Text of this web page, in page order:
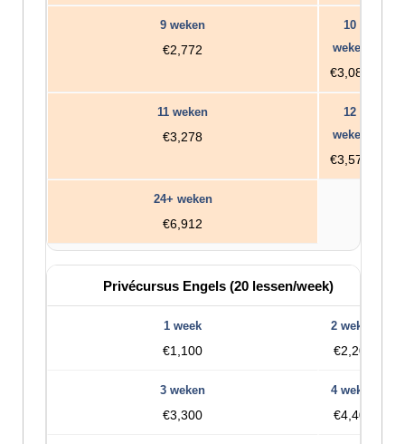
€2,772
€3,080
€3,278
€3,576
€6,912
Privécursus Engels (20 lessen/week)
€1,100 €2,200
€3,300 €4,400